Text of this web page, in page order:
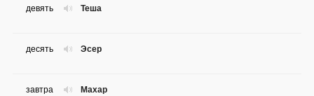
Теша
девять
Эсер
десять
Махар
завтра